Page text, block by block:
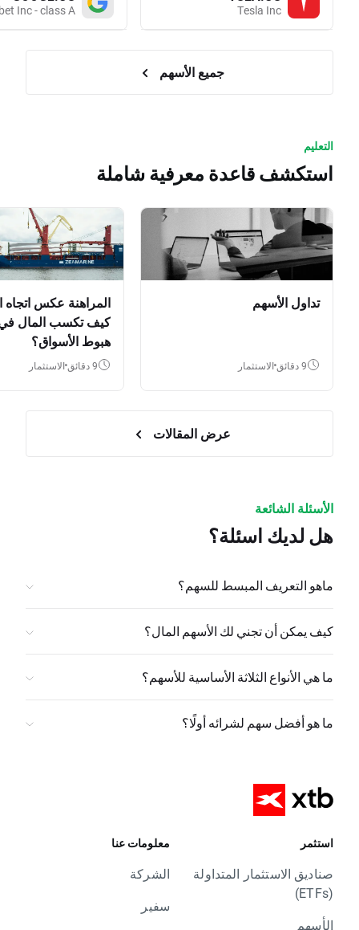
Tesla Inc
Inc - class A
جميع الأسهم
التعليم
استكشف قاعدة معرفية شاملة
تداول الأسهم
9 دقائق الاستثمار
المراهنة عكس
كيف تكسب المال
هبوط الأسواق؟
9 دقائق الاستثمار
عرض المقالات
الأسئلة الشائعة
هل لديك اسئلة؟
ماهو التعريف المبسط للسهم؟
كيف يمكن أن تجني لك الأسهم المال؟
ما هي الأنواع الثلاثة الأساسية للأسهم؟
ما هو أفضل سهم لشرائه أولًا؟
استثمر
صناديق الاستثمار المتداولة
(ETFs)
الأسهم
معلومات عنا
الشركة
سفير